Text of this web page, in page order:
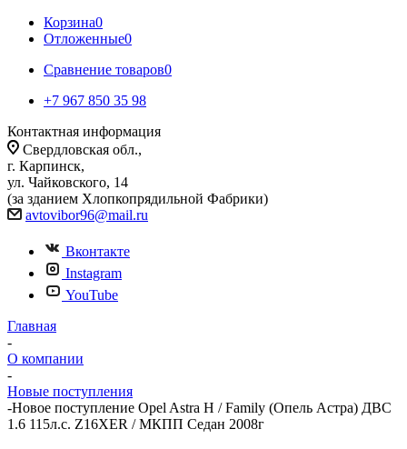
Корзина0
Отложенные0
Сравнение товаров0
+7 967 850 35 98
Контактная информация
Свердловская обл.,
г. Карпинск,
ул. Чайковского, 14
(за зданием Хлопкопрядильной Фабрики)
avtovibor96@mail.ru
Вконтакте
Instagram
YouTube
Главная
-
О компании
-
Новые поступления
-Новое поступление Opel Astra H / Family (Опель Астра) ДВС
1.6 115л.с. Z16XER / МКПП Седан 2008г